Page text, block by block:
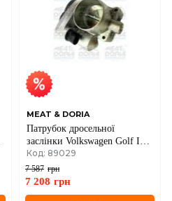
MEAT & DORIA
Патрубок дросельної
заслінки Volkswagen Golf IV,
Polo, Seat, Skoda Fabia 1.4/1.6
99–
Код: 89029
7 587 грн
7 208 грн